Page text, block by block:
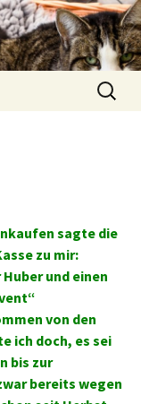
Suchen
nach:
sagte die
zu mir:
und einen
von den
ich doch, es sei
bis zur
bereits wegen